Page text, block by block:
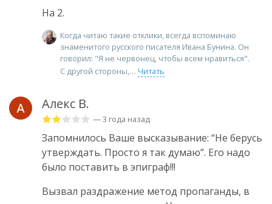
На 2.
Когда читаю такие отклики, всегда вспоминаю
знаменитого русского писателя Ивана Бунина. Он
говорил: "Я не червонец, чтобы всем нравиться".
С другой стороны,
Читать
Алекс В.
— 3 года назад
Запомнилось Ваше высказывание: “Не берусь
утверждать. Просто я так думаю”. Его надо
было поставить в эпиграф!!!
Вызвал раздражение метод пропаганды, в